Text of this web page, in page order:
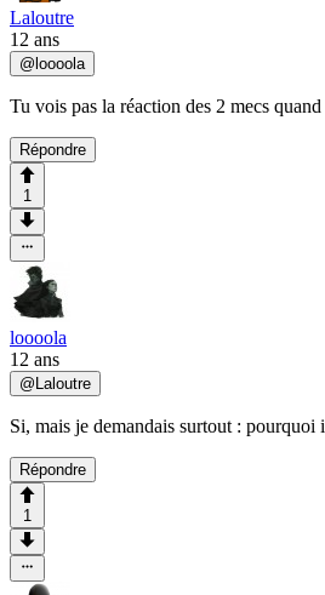
Laloutre
12 ans
@ loooola
Tu vois pas la réaction des 2 mecs
Répondre
1
loooola
12 ans
@ Laloutre
Si, mais je demandais surtout : pourquoi
Répondre
1